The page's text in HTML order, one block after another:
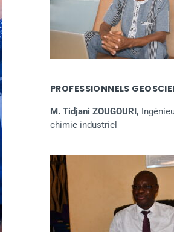
PROFESSIONNELS
M. Tidjani ZOUGOURI,
chimie industriel